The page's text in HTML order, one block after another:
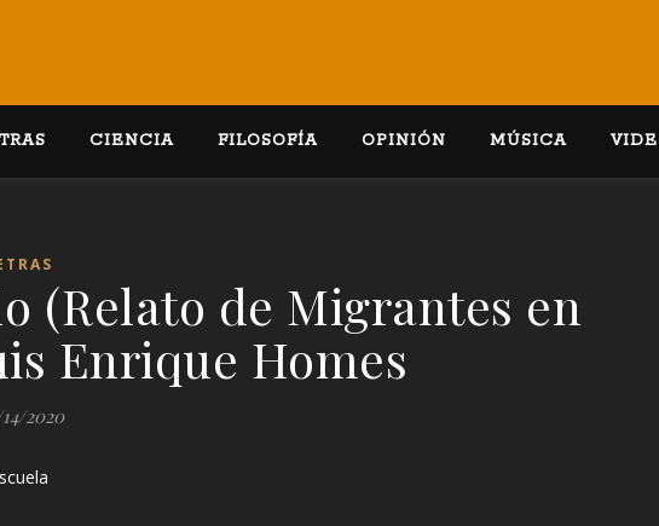
CIENCIA FILOSOFÍA OPINIÓN MÚSICA
(Relato de Migrantes en
Enrique Homes
2020